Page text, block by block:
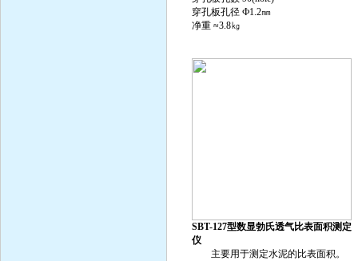
穿孔板孔径 Ф1.2㎜
净重 ≈3.8㎏
SBT-127型数显勃氏透气比表面积测定
仪
主要用于测定水泥的比表面积。